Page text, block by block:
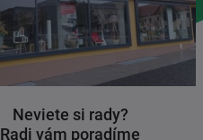
Neviete si rady?
Radi vám poradíme